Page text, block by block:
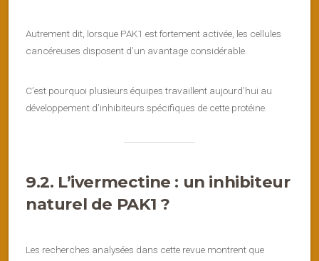
Autrement dit, lorsque PAK1 est fortement activée, les cellules
cancéreuses disposent d’un avantage considérable.
C’est pourquoi plusieurs équipes travaillent aujourd’hui au
développement d’inhibiteurs spécifiques de cette protéine.
9.2. L’ivermectine : un inhibiteur
naturel de PAK1 ?
Les recherches analysées dans cette revue montrent que